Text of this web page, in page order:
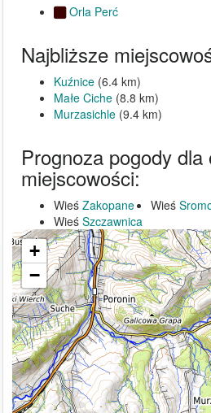
Orla Perć
Najbliższe
Kuźnice (6.4 km)
Małe Ciche (8.8 km)
Murzasichle (9.4 km)
Prognoza pogody dla
miejscowości:
Wieś Zakopane Wieś
Wieś Szczawnica
+
−